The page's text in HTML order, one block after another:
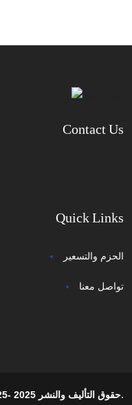
Contact Us
Quick Links
الحزم والتسعير
تواصل معنا
حقوق التأليف والنشر 2025 -2025 © سهله اونلاين جميع الحقوق محفوظة.